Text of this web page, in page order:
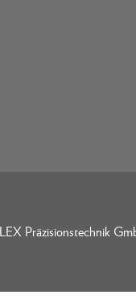
Präzisionstechnik